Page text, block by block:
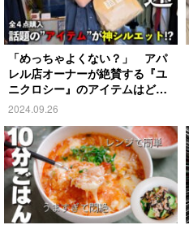
「めっちゃよくない？」 アパ
レル店オーナーが絶賛する『ユ
ニクロシー』のアイテムはど
れ？
2024.09.26